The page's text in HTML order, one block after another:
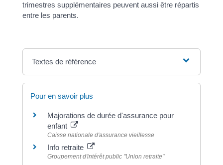
trimestres supplémentaires peuvent aussi être répartis
entre les parents.
Textes de référence
Pour en savoir plus
Majorations de durée d'assurance pour
enfant
Caisse nationale d'assurance vieillesse
Info retraite
Groupement d'intérêt public "Union retraite"